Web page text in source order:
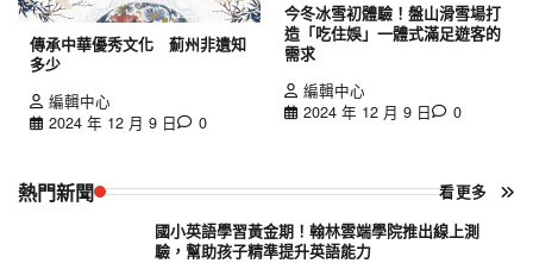
傳承中華優秀文化 薊州非遺知
多少
編輯中心
2024 年 12 月 9 日
0
今冬冰雪初體驗！盤山滑雪場打
造「吃住娛」一體式滿足遊客的
需求
編輯中心
2024 年 12 月 9 日
0
熱門新聞 看更多
國小英語學習黃金期！翰林雲端學院推出線上測
驗，幫助孩子精準提升英語能力